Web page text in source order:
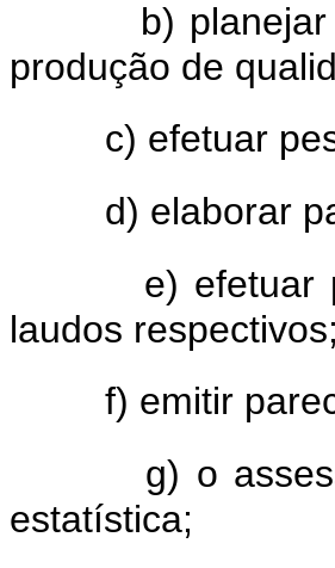
b)
produção de
c) efetuar
d) elaborar
e) efetuar
laudos respectivos;
f) emitir
g) o
estatística;